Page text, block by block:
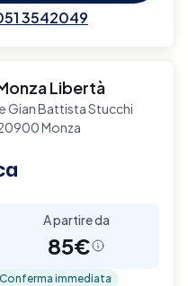
3542049
Libertà
Gian Battista Stucchi
Monza
A partire da
85€
Conferma immediata